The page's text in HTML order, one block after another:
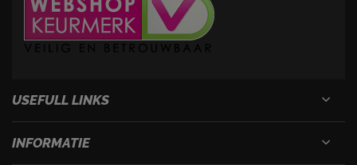
USEFULL LINKS
INFORMATIE